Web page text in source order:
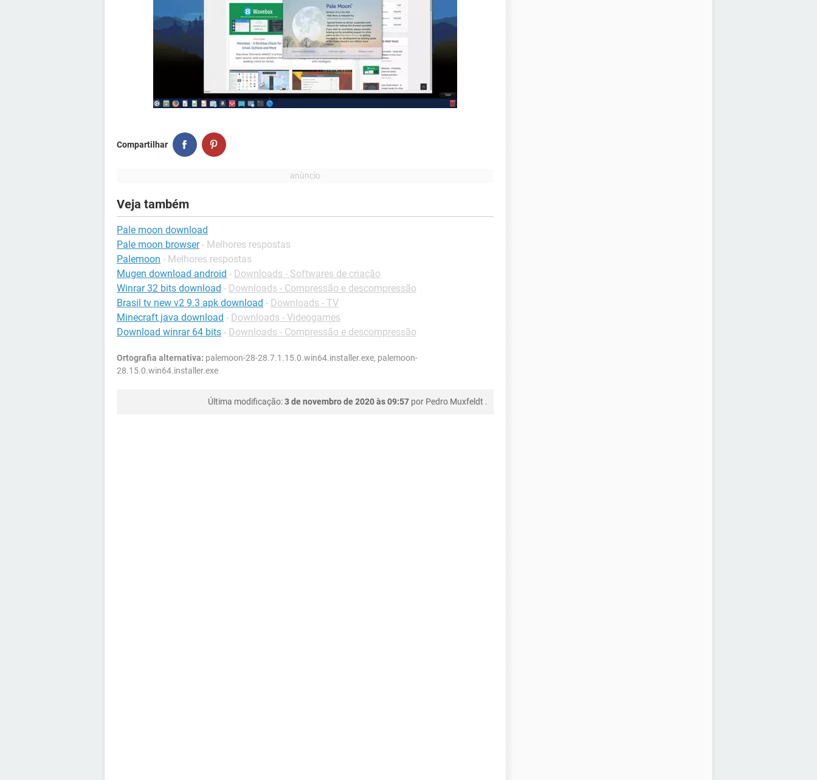
Compartilhar
Veja também
Pale moon download
Pale moon browser - Melhores respostas
Palemoon - Melhores respostas
Mugen download android - Downloads - Softwares de criação
Winrar 32 bits download - Downloads - Compressão e descompressão
Brasil tv new v2 9.3 apk download - Downloads - TV
Minecraft java download - Downloads - Videogames
Download winrar 64 bits - Downloads - Compressão e descompressão
Ortografia alternativa: palemoon-28-28.7.1.15.0.win64.installer.exe, palemoon-
28.15.0.win64.installer.exe
Última modificação:3 de novembro de 2020 às 09:57 por Pedro Muxfeldt .